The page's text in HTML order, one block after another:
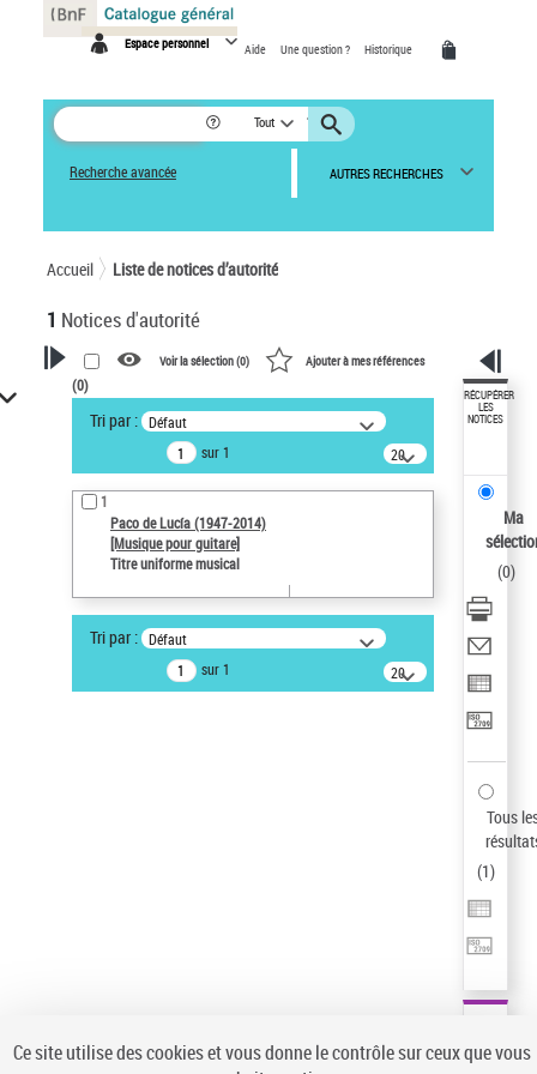
Espace personnel Aide Une question ? Historique
Tout
Recherche avancée AUTRES RECHERCHES
Accueil Liste de notices d’autorité
1 Notices d'autorité
VOTRE RECHERCHE
Recherche avancée dans les
notices d’autorité
Œuvres liées à l'auteur :
Paco de Lucía (1947-2014)
Sauvegarder votre recherche
AFFINER
Type de notice d'autorité
Voir la sélection (0) Ajouter à mes références
(0)
Tri par : Défaut
sur 1
20
résultats/page
1
Paco de Lucía (1947-2014)
[Musique pour guitare]
Titre uniforme musical
Tri par : Défaut
sur 1
20
résultats/page
RÉCUPÉRER
LES
NOTICES
Ma
(0)
Tous
(1)
Panneau de gestion des cookies
Ce site utilise des cookies et vous donne le contrôle sur ceux que vous